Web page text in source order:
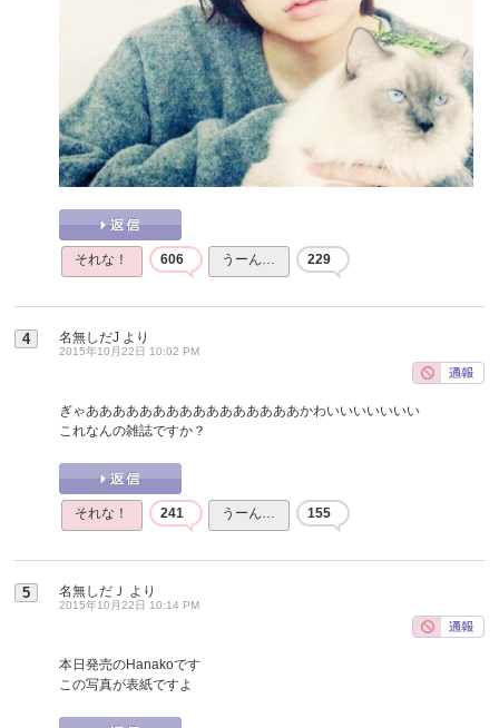
それな！ 606 うーん… 229
4 名無しだJ より
2015年10月22日 10:02 PM
ぎゃああああああああああああああああかわいいいいいいい
これなんの雑誌ですか？
それな！ 241 うーん… 155
5 名無しだＪ より
2015年10月22日 10:14 PM
本日発売のHanakoです
この写真が表紙ですよ